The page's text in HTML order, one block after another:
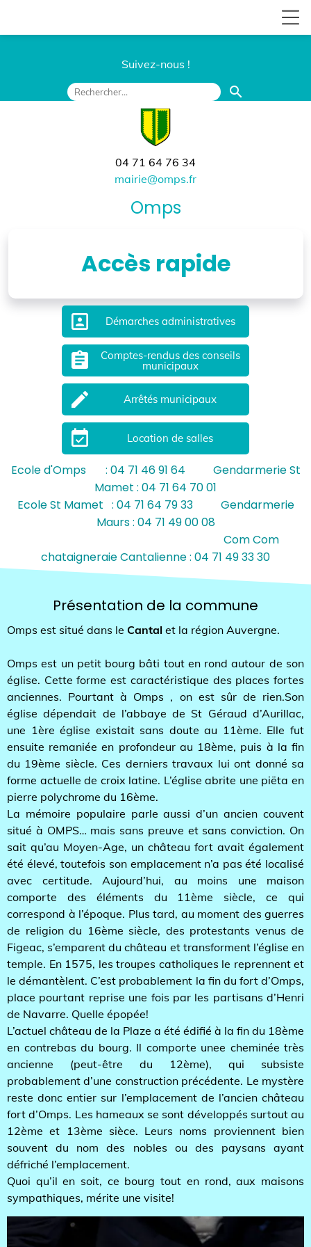
Suivez-nous !
search
04 71 64 76 34
mairie@omps.fr
Omps
Accès rapide
portrait Démarches administratives
assignment Comptes-rendus des conseils
municipaux
mode_edit Arrêtés municipaux
event_available Location de salles
Ecole d'Omps : 04 71 46 91 64 Gendarmerie St
Mamet : 04 71 64 70 01
Ecole St Mamet : 04 71 64 79 33 Gendarmerie
Maurs : 04 71 49 00 08
Com Com
chataigneraie Cantalienne : 04 71 49 33 30
Présentation de la commune
Omps est situé dans le Cantal et la région Auvergne.
Omps est un petit bourg bâti tout en rond autour de son
église. Cette forme est caractéristique des places fortes
anciennes. Pourtant à Omps , on est sûr de rien.Son
église dépendait de l’abbaye de St Géraud d’Aurillac,
une 1ère église existait sans doute au 11ème. Elle fut
ensuite remaniée en profondeur au 18ème, puis à la fin
du 19ème siècle. Ces derniers travaux lui ont donné sa
forme actuelle de croix latine. L’église abrite une piëta en
pierre polychrome du 16ème.
La mémoire populaire parle aussi d’un ancien couvent
situé à OMPS… mais sans preuve et sans conviction. On
sait qu’au Moyen-Age, un château fort avait également
été élevé, toutefois son emplacement n’a pas été localisé
avec certitude. Aujourd’hui, au moins une maison
comporte des éléments du 11ème siècle, ce qui
correspond à l’époque. Plus tard, au moment des guerres
de religion du 16ème siècle, des protestants venus de
Figeac, s’emparent du château et transforment l’église en
temple. En 1575, les troupes catholiques le reprennent et
le démantèlent. C’est probablement la fin du fort d’Omps,
place pourtant reprise une fois par les partisans d’Henri
de Navarre. Quelle épopée!
L’actuel château de la Plaze a été édifié à la fin du 18ème
en contrebas du bourg. Il comporte unee cheminée très
ancienne (peut-être du 12ème), qui subsiste
probablement d’une construction précédente. Le mystère
reste donc entier sur l’emplacement de l’ancien château
fort d’Omps. Les hameaux se sont développés surtout au
12ème et 13ème sièce. Leurs noms proviennent bien
souvent du nom des nobles ou des paysans ayant
défriché l’emplacement.
Quoi qu’il en soit, ce bourg tout en rond, aux maisons
sympathiques, mérite une visite!